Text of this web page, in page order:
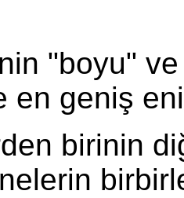
"boyu"
en geniş
birinin